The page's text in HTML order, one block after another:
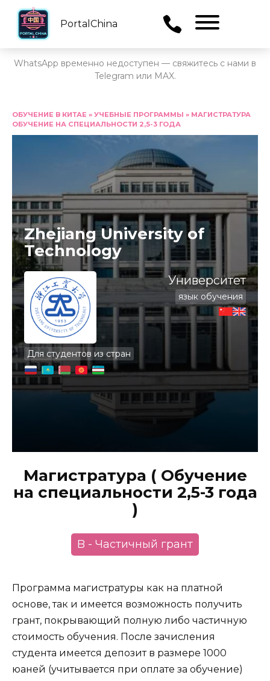
PortalChina
WhatsApp временно недоступен — свяжитесь с нами в
Telegram или MAX.
содержанию
ОБУЧЕНИЕ В КИТАЕ » УЧЕБНЫЕ ПРОГРАММЫ » МАГИСТРАТУРА
ОБУЧЕНИЕ НА СПЕЦИАЛЬНОСТИ 2,5-3 ГОДА
Zhejiang University of
Technology
Для студентов из стран
Университет
язык обучения
Магистратура ( Обучение
на специальности 2,5-3 года
)
B - Частичный грант
Программа магистратуры как на платной
основе, так и имеется возможность получить
грант, покрывающий полную либо частичную
стоимость обучения. После зачисления
студента имеется депозит в размере 1000
юаней (учитывается при оплате за обучение)